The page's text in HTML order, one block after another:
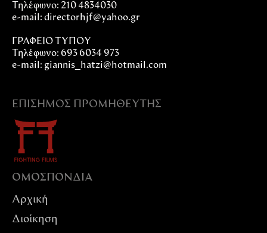
Τηλέφωνο: 210 4834030
e-mail: directorhjf@yahoo.gr
ΓΡΑΦΕΙΟ ΤΥΠΟΥ
Τηλέφωνο: 693 6034 973
e-mail: giannis_hatzi@hotmail.com
ΕΠΊΣΗΜΟΣ ΠΡΟΜΗΘΕΥΤΉΣ
ΟΜΟΣΠΟΝΔIΑ
Αρχική
Διοίκηση